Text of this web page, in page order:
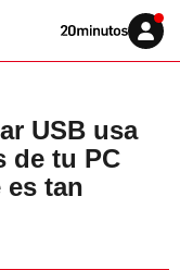
Volver
Iniciar
sesión
USB usa
de tu PC
tan